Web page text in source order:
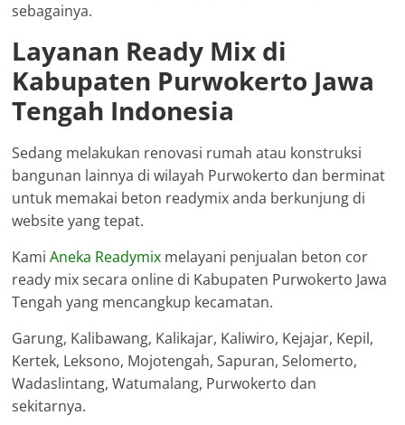
sebagainya.
Layanan Ready Mix di
Kabupaten Purwokerto Jawa
Tengah Indonesia
Sedang melakukan renovasi rumah atau konstruksi
bangunan lainnya di wilayah Purwokerto dan berminat
untuk memakai beton readymix anda berkunjung di
website yang tepat.
KamiAneka Readymix melayani penjualan beton cor
ready mix secara online di Kabupaten Purwokerto Jawa
Tengah yang mencangkup kecamatan.
Garung, Kalibawang, Kalikajar, Kaliwiro, Kejajar, Kepil,
Kertek, Leksono, Mojotengah, Sapuran, Selomerto,
Wadaslintang, Watumalang, Purwokerto dan
sekitarnya.